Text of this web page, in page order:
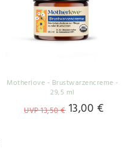
Motherlove - Brustwarzencreme -
29,5 ml
UVP 13,50 € 13,00 €